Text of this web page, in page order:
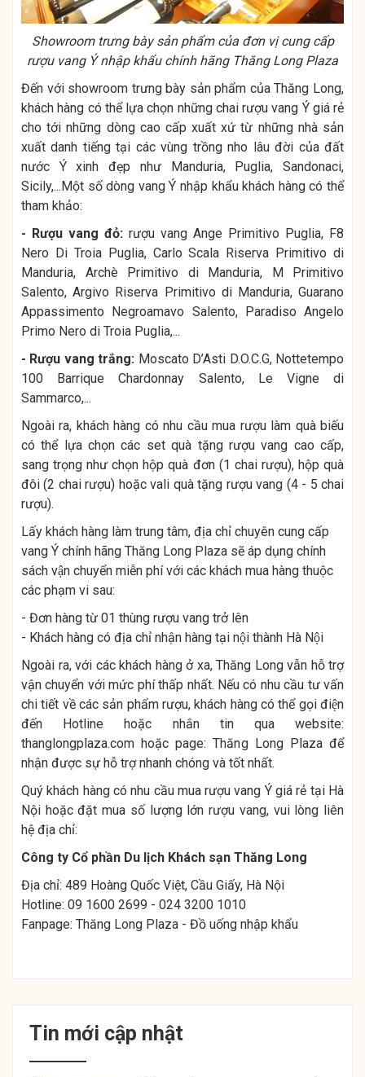
Showroom trưng bày sản phẩm của đơn vị cung cấp
rượu vang Ý nhập khẩu chính hãng Thăng Long Plaza
Đến với showroom trưng bày sản phẩm của Thăng Long,
khách hàng có thể lựa chọn những chai rượu vang Ý giá rẻ
cho tới những dòng cao cấp xuất xứ từ những nhà sản
xuất danh tiếng tại các vùng trồng nho lâu đời của đất
nước Ý xinh đẹp như Manduria, Puglia, Sandonaci,
Sicily,...Một số dòng vang Ý nhập khẩu khách hàng có thể
tham khảo:
- Rượu vang đỏ: rượu vang Ange Primitivo Puglia, F8
Nero Di Troia Puglia, Carlo Scala Riserva Primitivo di
Manduria, Archè Primitivo di Manduria, M Primitivo
Salento, Argivo Riserva Primitivo di Manduria, Guarano
Appassimento Negroamavo Salento, Paradiso Angelo
Primo Nero di Troia Puglia,...
- Rượu vang trắng: Moscato D’Asti D.O.C.G, Nottetempo
100 Barrique Chardonnay Salento, Le Vigne di
Sammarco,...
Ngoài ra, khách hàng có nhu cầu mua rượu làm quà biếu
có thể lựa chọn các setquà tặng rượu vang cao cấp,
sang trọng như chọn hộp quà đơn (1 chai rượu), hộp quà
đôi (2 chai rượu) hoặc vali quà tặng rượu vang (4 - 5 chai
rượu).
Lấy khách hàng làm trung tâm, địa chỉ chuyên cung cấp
vang Ý chính hãng Thăng Long Plaza sẽ áp dụng chính
sách vận chuyển miễn phí với các khách mua hàng thuộc
các phạm vi sau:
- Đơn hàng từ 01 thùng rượu vang trở lên
- Khách hàng có địa chỉ nhận hàng tại nội thành Hà Nội
Ngoài ra, với các khách hàng ở xa, Thăng Long vẫn hỗ trợ
vận chuyển với mức phí thấp nhất. Nếu có nhu cầu tư vấn
chi tiết về các sản phẩm rượu, khách hàng có thể gọi điện
đến Hotline hoặc nhắn tin qua website:
thanglongplaza.com hoặc page: Thăng Long Plaza để
nhận được sự hỗ trợ nhanh chóng và tốt nhất.
Quý khách hàng có nhu cầu mua rượu vang Ý giá rẻ tại Hà
Nội hoặc đặt mua số lượng lớn rượu vang, vui lòng liên
hệ địa chỉ:
Công ty Cổ phần Du lịch Khách sạn Thăng Long
Địa chỉ: 489 Hoàng Quốc Việt, Cầu Giấy, Hà Nội
Hotline: 09 1600 2699 - 024 3200 1010
Fanpage: Thăng Long Plaza - Đồ uống nhập khẩu
Tin mới cập nhật